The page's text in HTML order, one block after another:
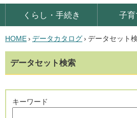
くらし・手続き 子
HOME› データカタログ› データセット
データセット検索
キーワード